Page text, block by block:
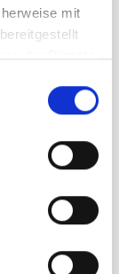
mit
der Dienste
Damen